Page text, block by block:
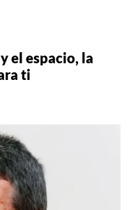
el espacio, la
ti